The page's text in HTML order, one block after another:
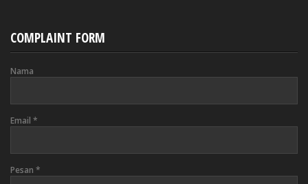
COMPLAINT FORM
Nama
Email *
Pesan *